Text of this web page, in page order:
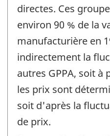
directes. Ces
environ 90 % de la
manufacturière en
indirectement la
autres GPPA, soit à
les prix sont
soit d'après la
de prix.